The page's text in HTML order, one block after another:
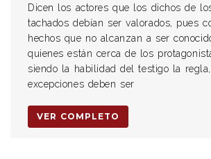
Dicen los actores que los dichos de
tachados debían ser valorados, pues
hechos que no alcanzan a ser
quienes están cerca de los
siendo la habilidad del testigo la
excepciones deben ser
VER COMPLETO